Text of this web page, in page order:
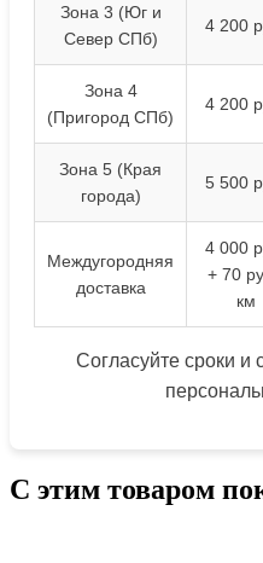
Зона 3 (Юг и
Север СПб)
4 200
Зона 4
(Пригород СПб)
4 200
Зона 5 (Края
города)
5 500
Междугородняя
доставка
4 000
+ 70
км
Согласуйте сроки и
С этим товаром